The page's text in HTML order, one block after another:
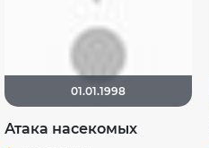
01.01.1998
Атака насекомых